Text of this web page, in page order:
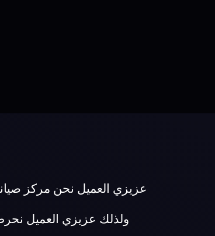
عزيزي العميل نحن مركز
ولذلك عزيزي العميل